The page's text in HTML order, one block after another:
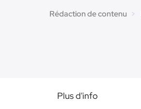
Rédaction de contenu
Plus d'info